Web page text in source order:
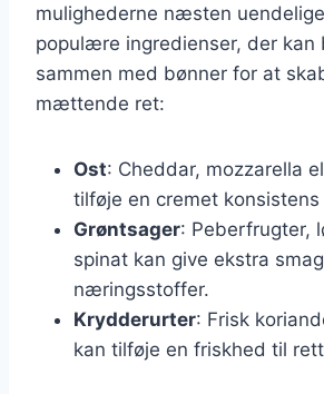
mulighederne næsten
populære ingredienser, der kan
sammen med bønner for at
mættende ret:
Ost: Cheddar, mozzarella
tilføje en cremet
Grøntsager: Peberfrugter,
spinat kan give ekstra
næringsstoffer.
Krydderurter: Frisk
kan tilføje en friskhed til